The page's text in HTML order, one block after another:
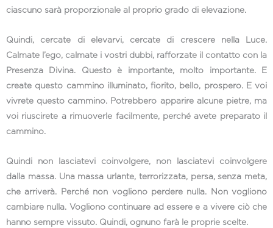
ciascuno sarà proporzionale al proprio grado di elevazione.
Quindi, cercate di elevarvi, cercate di crescere nella Luce.
Calmate l’ego, calmate i vostri dubbi, rafforzate il contatto con la
Presenza Divina. Questo è importante, molto importante. E
create questo cammino illuminato, fiorito, bello, prospero. E voi
vivrete questo cammino. Potrebbero apparire alcune pietre, ma
voi riuscirete a rimuoverle facilmente, perché avete preparato il
cammino.
Quindi non lasciatevi coinvolgere, non lasciatevi coinvolgere
dalla massa. Una massa urlante, terrorizzata, persa, senza meta,
che arriverà. Perché non vogliono perdere nulla. Non vogliono
cambiare nulla. Vogliono continuare ad essere e a vivere ciò che
hanno sempre vissuto. Quindi, ognuno farà le proprie scelte.